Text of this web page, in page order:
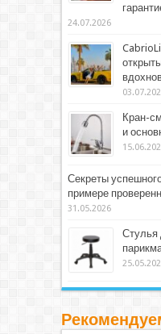
24.07.2026
Кран-
и
Секреты
примере
31.05.2026
Стулья